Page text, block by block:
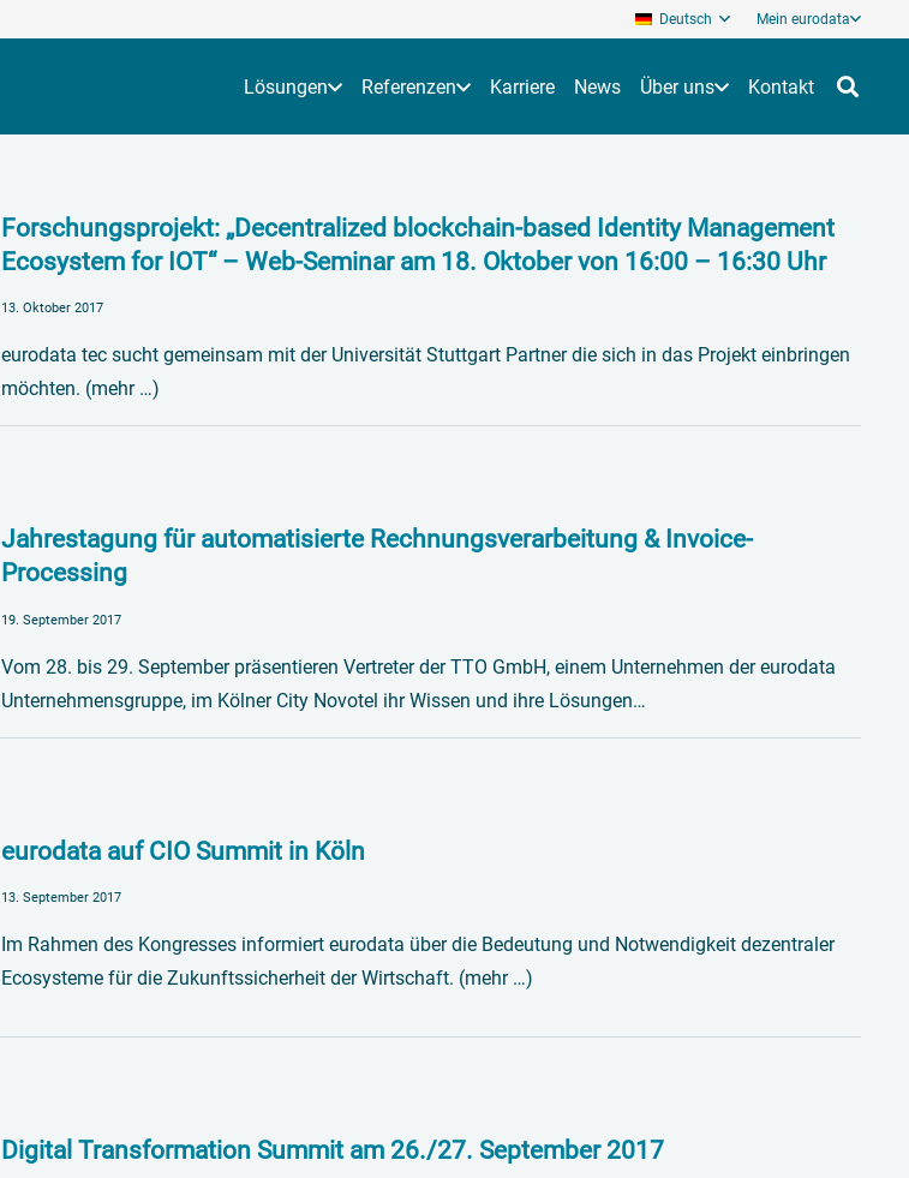
Deutsch Mein eurodata
Lösungen Referenzen Karriere News Über uns Kontakt
Forschungsprojekt: „Decentralized blockchain-based Identity Management
Ecosystem for IOT“ – Web-Seminar am 18. Oktober von 16:00 – 16:30 Uhr
13. Oktober 2017
eurodata tec sucht gemeinsam mit der Universität Stuttgart Partner die sich in das Projekt einbringen
möchten. (mehr …)
Jahrestagung für automatisierte Rechnungsverarbeitung & Invoice-
Processing
19. September 2017
Vom 28. bis 29. September präsentieren Vertreter der TTO GmbH, einem Unternehmen der eurodata
Unternehmensgruppe, im Kölner City Novotel ihr Wissen und ihre Lösungen…
eurodata auf CIO Summit in Köln
13. September 2017
Im Rahmen des Kongresses informiert eurodata über die Bedeutung und Notwendigkeit dezentraler
Ecosysteme für die Zukunftssicherheit der Wirtschaft. (mehr …)
Digital Transformation Summit am 26./27. September 2017